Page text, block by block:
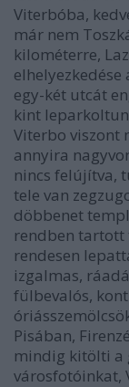
Viterbóba,
már nem
kilométerre,
egy-két utcát
kint
Viterbo viszont
annyira
nincs felújítva,
tele van
döbbenet
rendben tartott
rendesen
izgalmas,
fülbevalós,
Pisában,
mindig kitölti a
városfotóinkat,